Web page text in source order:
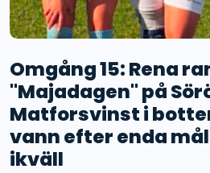
Omgång 15: Rena
"Majadagen" på
Matforsvinst i
vann efter enda
ikväll